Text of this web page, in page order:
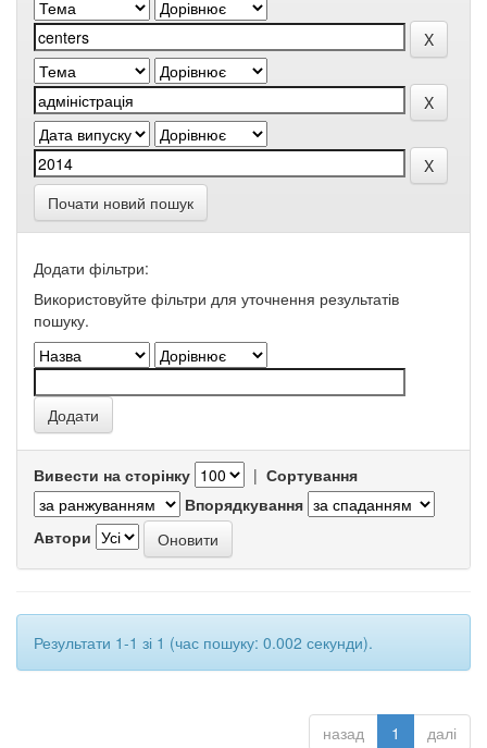
Почати новий пошук
Додати фільтри:
Використовуйте фільтри для уточнення результатів
пошуку.
Вивести на сторінку | Сортування
Впорядкування
Автори
Результати 1-1 зі 1 (час пошуку: 0.002 секунди).
назад 1 далі